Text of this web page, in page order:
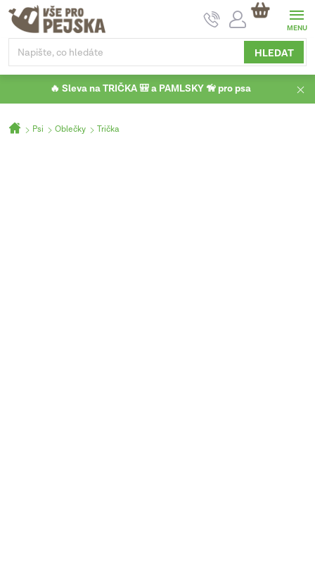
Přejít
obsah
HLEDAT
NÁKUPNÍ
KOŠÍK
🔥 Sleva na TRIČKA 🎒 a PAMLSKY 🦮 pro psa
Domů
Psi Oblečky Trička